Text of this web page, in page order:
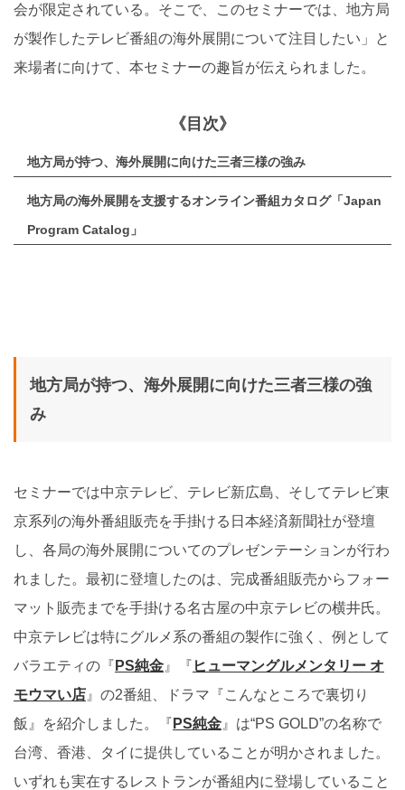
会が限定されている。そこで、このセミナーでは、地方局
が製作したテレビ番組の海外展開について注目したい」と
来場者に向けて、本セミナーの趣旨が伝えられました。
《目次》
地方局が持つ、海外展開に向けた三者三様の強み
地方局の海外展開を支援するオンライン番組カタログ「Japan
Program Catalog」
地方局が持つ、海外展開に向けた三者三様の強
み
セミナーでは中京テレビ、テレビ新広島、そしてテレビ東
京系列の海外番組販売を手掛ける日本経済新聞社が登壇
し、各局の海外展開についてのプレゼンテーションが行わ
れました。最初に登壇したのは、完成番組販売からフォー
マット販売までを手掛ける名古屋の中京テレビの横井氏。
中京テレビは特にグルメ系の番組の製作に強く、例として
バラエティの『 PS純金 』『 ヒューマングルメンタリー オ
モウマい店 』の2番組、ドラマ『こんなところで裏切り
飯』を紹介しました。『 PS純金 』は“PS GOLD”の名称で
台湾、香港、タイに提供していることが明かされました。
いずれも実在するレストランが番組内に登場していること